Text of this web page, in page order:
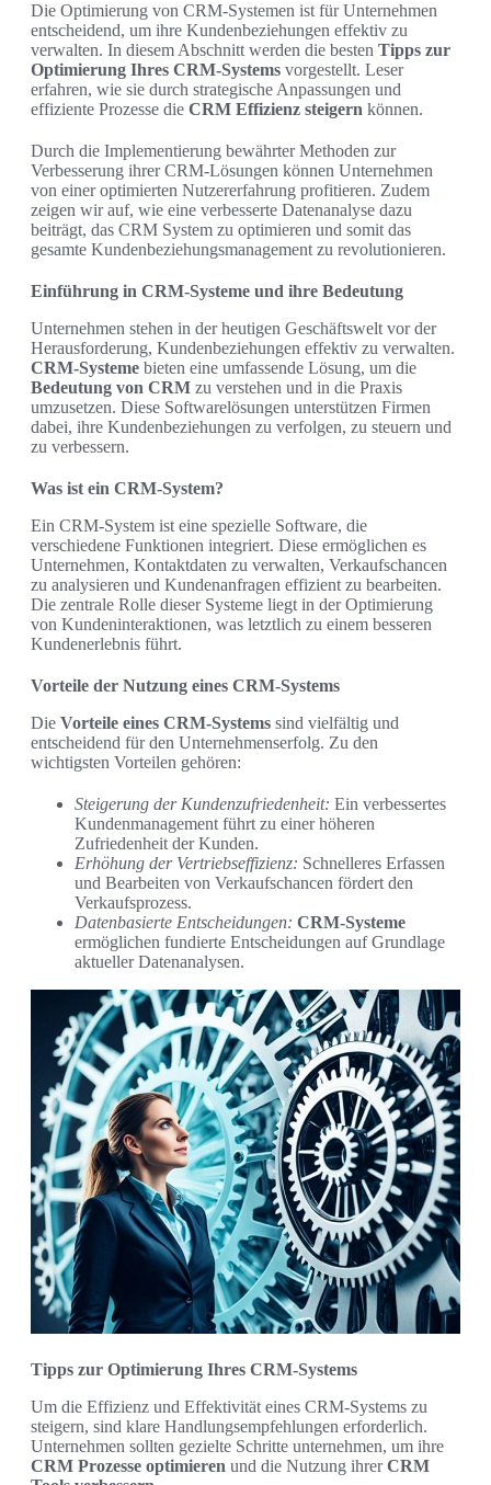
Die Optimierung von CRM-Systemen ist für Unternehmen
entscheidend, um ihre Kundenbeziehungen effektiv zu
verwalten. In diesem Abschnitt werden die besten Tipps zur
Optimierung Ihres CRM-Systems vorgestellt. Leser
erfahren, wie sie durch strategische Anpassungen und
effiziente Prozesse die CRM Effizienz steigern können.
Durch die Implementierung bewährter Methoden zur
Verbesserung ihrer CRM-Lösungen können Unternehmen
von einer optimierten Nutzererfahrung profitieren. Zudem
zeigen wir auf, wie eine verbesserte Datenanalyse dazu
beiträgt, das CRM System zu optimieren und somit das
gesamte Kundenbeziehungsmanagement zu revolutionieren.
Einführung in CRM-Systeme und ihre Bedeutung
Unternehmen stehen in der heutigen Geschäftswelt vor der
Herausforderung, Kundenbeziehungen effektiv zu verwalten.
CRM-Systeme bieten eine umfassende Lösung, um die
Bedeutung von CRM zu verstehen und in die Praxis
umzusetzen. Diese Softwarelösungen unterstützen Firmen
dabei, ihre Kundenbeziehungen zu verfolgen, zu steuern und
zu verbessern.
Was ist ein CRM-System?
Ein CRM-System ist eine spezielle Software, die
verschiedene Funktionen integriert. Diese ermöglichen es
Unternehmen, Kontaktdaten zu verwalten, Verkaufschancen
zu analysieren und Kundenanfragen effizient zu bearbeiten.
Die zentrale Rolle dieser Systeme liegt in der Optimierung
von Kundeninteraktionen, was letztlich zu einem besseren
Kundenerlebnis führt.
Vorteile der Nutzung eines CRM-Systems
Die Vorteile eines CRM-Systems sind vielfältig und
entscheidend für den Unternehmenserfolg. Zu den
wichtigsten Vorteilen gehören:
Steigerung der Kundenzufriedenheit: Ein verbessertes
Kundenmanagement führt zu einer höheren
Zufriedenheit der Kunden.
Erhöhung der Vertriebseffizienz: Schnelleres Erfassen
und Bearbeiten von Verkaufschancen fördert den
Verkaufsprozess.
Datenbasierte Entscheidungen: CRM-Systeme
ermöglichen fundierte Entscheidungen auf Grundlage
aktueller Datenanalysen.
Tipps zur Optimierung Ihres CRM-Systems
Um die Effizienz und Effektivität eines CRM-Systems zu
steigern, sind klare Handlungsempfehlungen erforderlich.
Unternehmen sollten gezielte Schritte unternehmen, um ihre
CRM Prozesse optimieren und die Nutzung ihrerCRM